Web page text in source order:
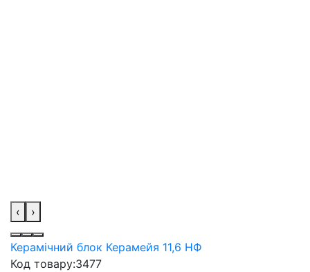
‹ ›
Керамічний блок Керамейя 11,6 НФ
Код товару:3477